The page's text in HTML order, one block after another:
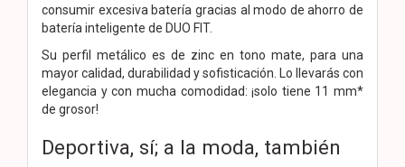
consumir excesiva batería gracias al modo de ahorro de
batería inteligente de DUO FIT.
Su perfil metálico es de zinc en tono mate, para una
mayor calidad, durabilidad y sofisticación. Lo llevarás con
elegancia y con mucha comodidad: ¡solo tiene 11 mm*
de grosor!
Deportiva, sí; a la moda, también